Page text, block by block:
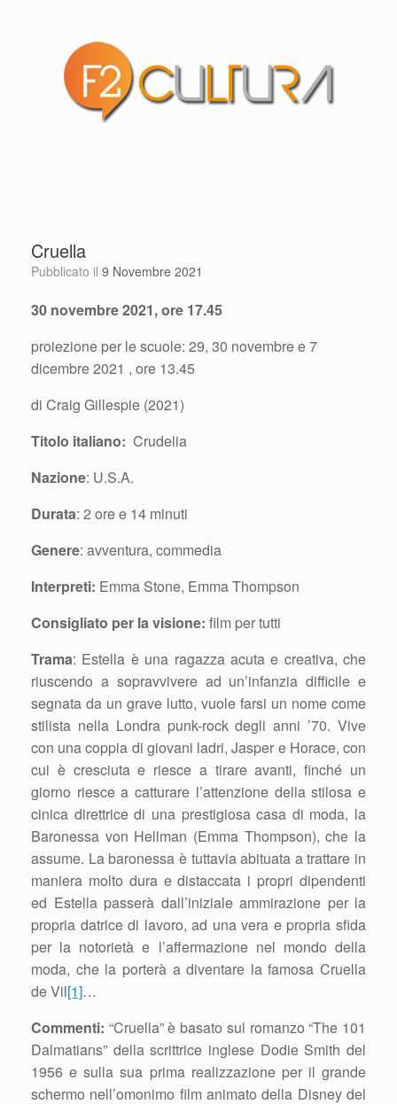
Cruella
Pubblicato il 9 Novembre 2021
30 novembre 2021, ore 17.45
proiezione per le scuole: 29, 30 novembre e 7
dicembre 2021 , ore 13.45
di Craig Gillespie (2021)
Titolo italiano: Crudelia
Nazione: U.S.A.
Durata: 2 ore e 14 minuti
Genere: avventura, commedia
Interpreti: Emma Stone, Emma Thompson
Consigliato per la visione: film per tutti
Trama: Estella è una ragazza acuta e creativa, che
riuscendo a sopravvivere ad un’infanzia difficile e
segnata da un grave lutto, vuole farsi un nome come
stilista nella Londra punk-rock degli anni ’70. Vive
con una coppia di giovani ladri, Jasper e Horace, con
cui è cresciuta e riesce a tirare avanti, finché un
giorno riesce a catturare l’attenzione della stilosa e
cinica direttrice di una prestigiosa casa di moda, la
Baronessa von Hellman (Emma Thompson), che la
assume. La baronessa è tuttavia abituata a trattare in
maniera molto dura e distaccata i propri dipendenti
ed Estella passerà dall’iniziale ammirazione per la
propria datrice di lavoro, ad una vera e propria sfida
per la notorietà e l’affermazione nel mondo della
moda, che la porterà a diventare la famosa Cruella
de Vil[1]…
Commenti: “Cruella” è basato sul romanzo “The 101
Dalmatians” della scrittrice inglese Dodie Smith del
1956 e sulla sua prima realizzazione per il grande
schermo nell’omonimo film animato della Disney del